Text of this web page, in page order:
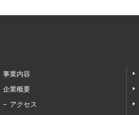
事業内容
企業概要
アクセス